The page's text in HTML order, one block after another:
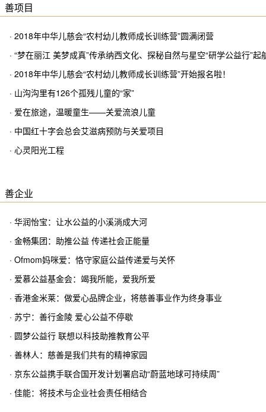
善项目
· 2018年中华儿慈会“农村幼儿教师成长训练营”圆满闭营
· “梦在丽江 美梦成真”传承纳西文化、探秘自然与星空“研学公益行”起
· 2018年中华儿慈会“农村幼儿教师成长训练营”开始报名啦！
· 山沟沟里有126个孤残儿童的“家”
· 爱在旅途，温暖童生——关爱流浪儿童
· 中国红十字会总会艾滋病预防与关爱项目
· 心灵阳光工程
善企业
· 华润怡宝：让水公益的小溪淌成大河
· 金畅集团：助推公益 传递社会正能量
· Ofmom妈咪爱：恪守家庭公益传递爱与关怀
· 爱慕公益基金会：竭我所能，爱我所爱
· 香港金米莱：做爱心品牌企业，将慈善事业作为终身事业
· 苏宁：善行金陵 爱心公益不停歇
· 圆梦公益行 联想以科技助推教育公平
· 善林人：慈善是我们共有的精神家园
· 京东公益携手联合国开发计划署启动“蔚蓝地球可持续周”
· 佳能：将技术与企业社会责任相结合